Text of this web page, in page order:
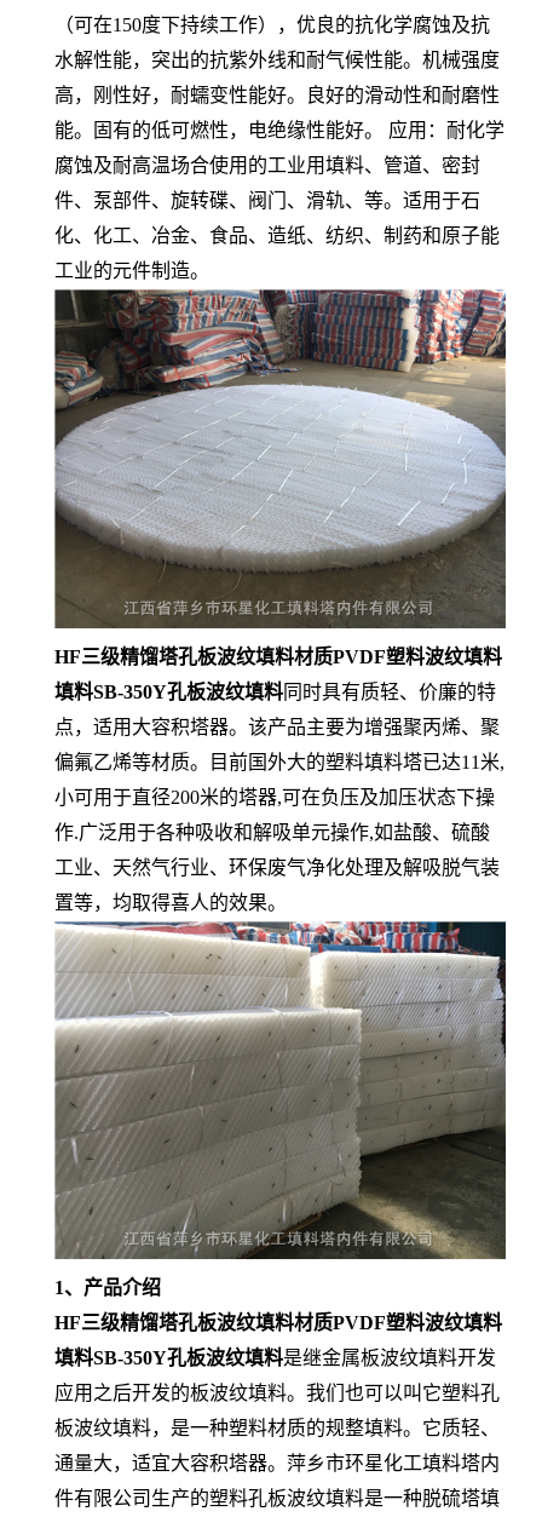
（可在150度下持续工作），优良的抗化学腐蚀及抗
水解性能，突出的抗紫外线和耐气候性能。机械强度
高，刚性好，耐蠕变性能好。良好的滑动性和耐磨性
能。固有的低可燃性，电绝缘性能好。 应用：耐化学
腐蚀及耐高温场合使用的工业用填料、管道、密封
件、泵部件、旋转碟、阀门、滑轨、等。适用于石
化、化工、冶金、食品、造纸、纺织、制药和原子能
工业的元件制造。
HF三级精馏塔孔板波纹填料材质PVDF塑料波纹填料
填料SB-350Y孔板波纹填料同时具有质轻、价廉的特
点，适用大容积塔器。该产品主要为增强聚丙烯、聚
偏氟乙烯等材质。目前国外大的塑料填料塔已达11米,
小可用于直径200米的塔器,可在负压及加压状态下操
作.广泛用于各种吸收和解吸单元操作,如盐酸、硫酸
工业、天然气行业、环保废气净化处理及解吸脱气装
置等，均取得喜人的效果。
1、产品介绍
HF三级精馏塔孔板波纹填料材质PVDF塑料波纹填料
填料SB-350Y孔板波纹填料是继金属板波纹填料开发
应用之后开发的板波纹填料。我们也可以叫它塑料孔
板波纹填料，是一种塑料材质的规整填料。它质轻、
通量大，适宜大容积塔器。萍乡市环星化工填料塔内
件有限公司生产的塑料孔板波纹填料是一种脱硫塔填